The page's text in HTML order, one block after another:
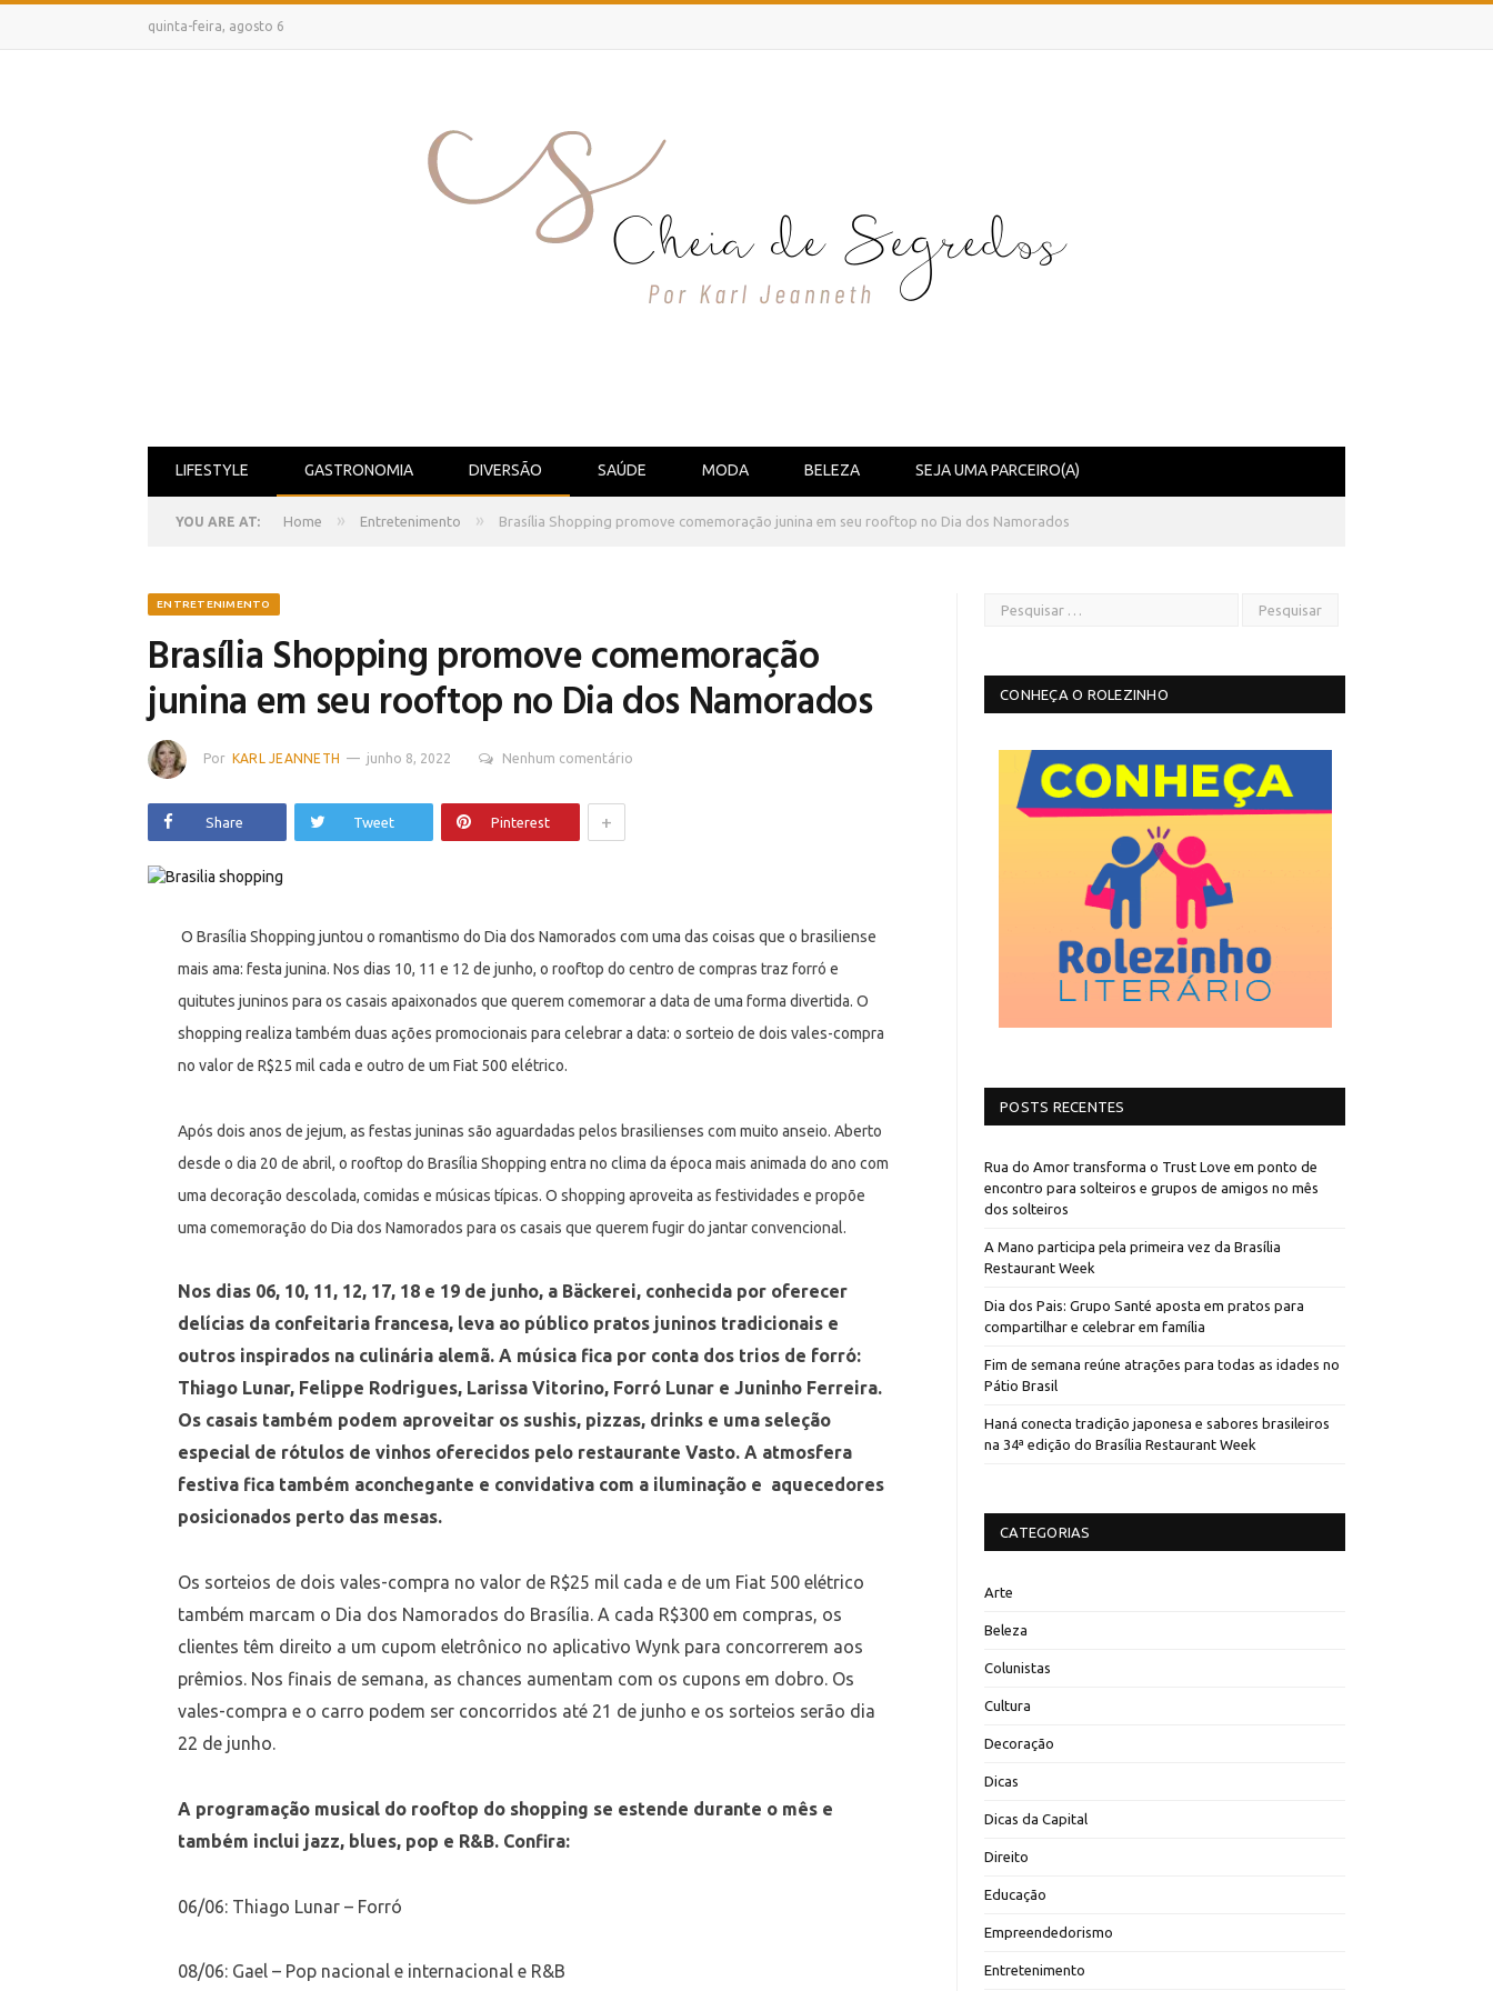
quinta-feira, agosto 6
LIFESTYLE GASTRONOMIA DIVERSÃO SAÚDE MODA BELEZA SEJA UMA PARCEIRO(A)
YOU ARE AT: Home » Entretenimento » Brasília Shopping promove comemoração junina em seu rooftop no Dia dos Namorados
ENTRETENIMENTO
Brasília Shopping promove comemoração
junina em seu rooftop no Dia dos Namorados
Por KARL JEANNETH junho 8, 2022 Nenhum comentário
Share Tweet Pinterest +
O Brasília Shopping juntou o romantismo do Dia dos Namorados com uma das coisas que o brasiliense
mais ama: festa junina. Nos dias 10, 11 e 12 de junho, o rooftop do centro de compras traz forró e
quitutes juninos para os casais apaixonados que querem comemorar a data de uma forma divertida. O
shopping realiza também duas ações promocionais para celebrar a data: o sorteio de dois vales-compra
no valor de R$25 mil cada e outro de um Fiat 500 elétrico.
Após dois anos de jejum, as festas juninas são aguardadas pelos brasilienses com muito anseio. Aberto
desde o dia 20 de abril, o rooftop do Brasília Shopping entra no clima da época mais animada do ano com
uma decoração descolada, comidas e músicas típicas. O shopping aproveita as festividades e propõe
uma comemoração do Dia dos Namorados para os casais que querem fugir do jantar convencional.
Nos dias 06, 10, 11, 12, 17, 18 e 19 de junho, a Bäckerei, conhecida por oferecer
delícias da confeitaria francesa, leva ao público pratos juninos tradicionais e
outros inspirados na culinária alemã. A música fica por conta dos trios de forró:
Thiago Lunar, Felippe Rodrigues, Larissa Vitorino, Forró Lunar e Juninho Ferreira.
Os casais também podem aproveitar os sushis, pizzas, drinks e uma seleção
especial de rótulos de vinhos oferecidos pelo restaurante Vasto. A atmosfera
festiva fica também aconchegante e convidativa com a iluminação e aquecedores
posicionados perto das mesas.
Os sorteios de dois vales-compra no valor de R$25 mil cada e de um Fiat 500 elétrico
também marcam o Dia dos Namorados do Brasília. A cada R$300 em compras, os
clientes têm direito a um cupom eletrônico no aplicativo Wynk para concorrerem aos
prêmios. Nos finais de semana, as chances aumentam com os cupons em dobro. Os
vales-compra e o carro podem ser concorridos até 21 de junho e os sorteios serão dia
22 de junho.
A programação musical do rooftop do shopping se estende durante o mês e
também inclui jazz, blues, pop e R&B. Confira:
06/06: Thiago Lunar – Forró
08/06: Gael – Pop nacional e internacional e R&B
CONHEÇA O ROLEZINHO
POSTS RECENTES
Rua do Amor transforma o Trust Love em ponto de
encontro para solteiros e grupos de amigos no mês
dos solteiros
A Mano participa pela primeira vez da Brasília
Restaurant Week
Dia dos Pais: Grupo Santé aposta em pratos para
compartilhar e celebrar em família
Fim de semana reúne atrações para todas as idades no
Pátio Brasil
Haná conecta tradição japonesa e sabores brasileiros
na 34ª edição do Brasília Restaurant Week
CATEGORIAS
Arte
Beleza
Colunistas
Cultura
Decoração
Dicas
Dicas da Capital
Direito
Educação
Empreendedorismo
Entretenimento